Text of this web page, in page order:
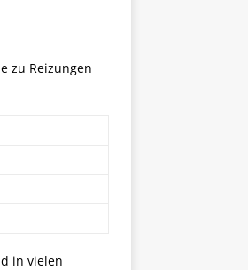
zu Reizungen
in vielen